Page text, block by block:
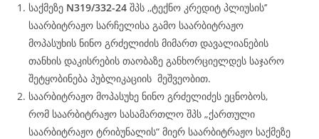
საქმეზე N319/332-24 შპს ,,ტექნო კრედიტ პლიუსის’’
საარბიტრაჟო სარჩელისა გამო საარბიტრაჟო
მოპასუხის ნინო გრძელიძის მიმართ დავალიანების
თანხის დაკისრების თაობაზე განხორციელდეს საჯარო
შეტყობინება პუბლიკაციის მეშვეობით.
საარბიტრაჟო მოპასუხე ნინო გრძელიძეს ეცნობოს,
რომ საარბიტრაჟო სასამართლო შპს „ქართული
საარბიტრაჟო ტრიბუნალის“ მიერ საარბიტრაჟო საქმეზე